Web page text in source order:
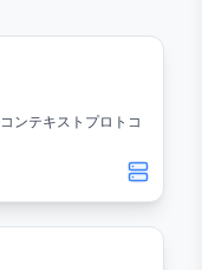
ンテキストプロトコ